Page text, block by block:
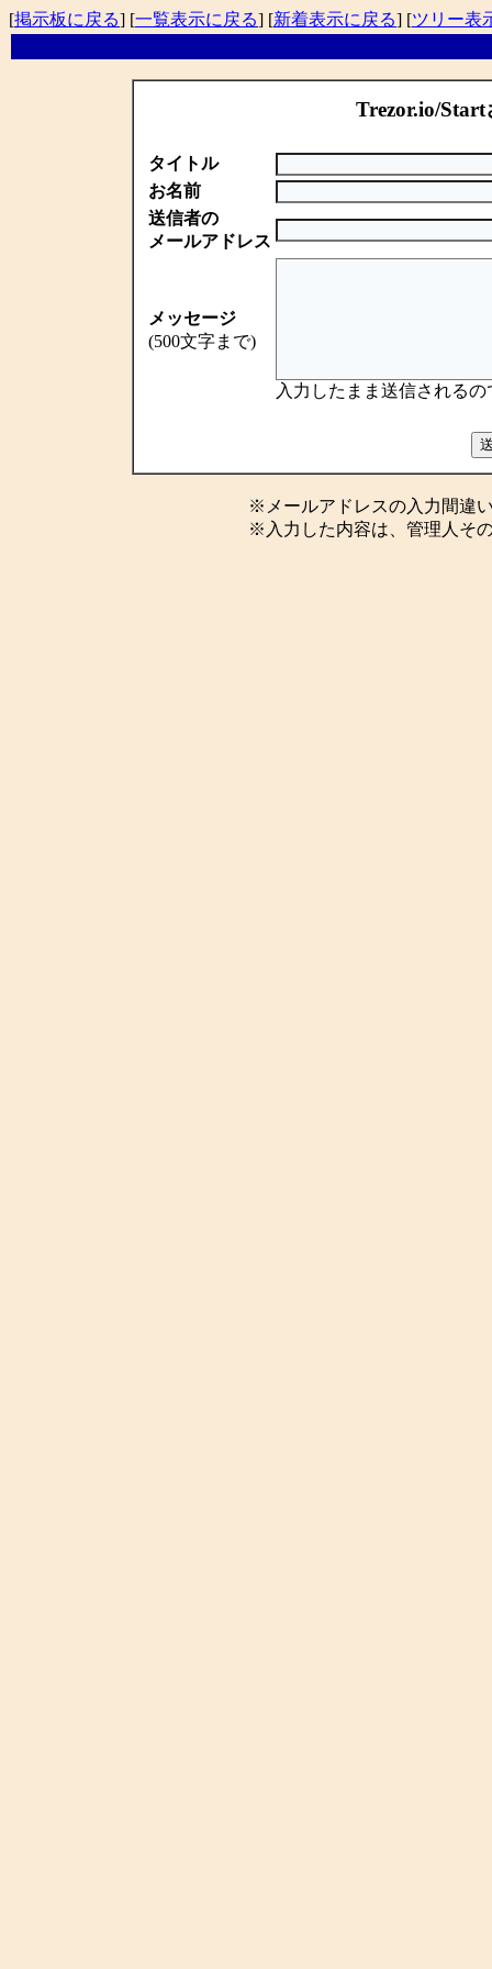
[掲示板に戻る] [一覧表示に戻る] [新着表示に戻る] [ツリー表
Trezor.io/Start
タイトル
お名前
送信者の
メールアドレス
メッセージ
(500文字まで)
入力したまま送信される
※メールアドレスの入力間違
※入力した内容は、管理人そ